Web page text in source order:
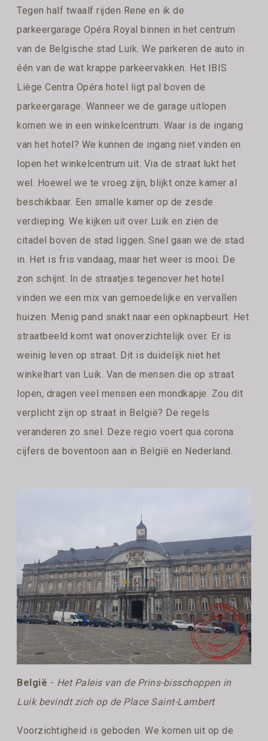
Tegen half twaalf rijden Rene en ik de
parkeergarage Opéra Royal binnen in het centrum
van de Belgische stad Luik. We parkeren de auto in
één van de wat krappe parkeervakken. Het IBIS
Liège Centra Opéra hotel ligt pal boven de
parkeergarage. Wanneer we de garage uitlopen
komen we in een winkelcentrum. Waar is de ingang
van het hotel? We kunnen de ingang niet vinden en
lopen het winkelcentrum uit. Via de straat lukt het
wel. Hoewel we te vroeg zijn, blijkt onze kamer al
beschikbaar. Een smalle kamer op de zesde
verdieping. We kijken uit over Luik en zien de
citadel boven de stad liggen. Snel gaan we de stad
in. Het is fris vandaag, maar het weer is mooi. De
zon schijnt. In de straatjes tegenover het hotel
vinden we een mix van gemoedelijke en vervallen
huizen. Menig pand snakt naar een opknapbeurt. Het
straatbeeld komt wat onoverzichtelijk over. Er is
weinig leven op straat. Dit is duidelijk niet het
winkelhart van Luik. Van de mensen die op straat
lopen, dragen veel mensen een mondkapje. Zou dit
verplicht zijn op straat in België? De regels
veranderen zo snel. Deze regio voert qua corona
cijfers de boventoon aan in België en Nederland.
België - Het Paleis van de Prins-bisschoppen in
Luik bevindt zich op de Place Saint-Lambert
Voorzichtigheid is geboden. We komen uit op de